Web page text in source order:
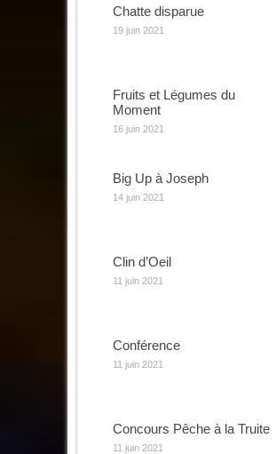
Chatte disparue
19 juin 2021
Fruits et Légumes du
Moment
16 juin 2021
Big Up à Joseph
14 juin 2021
Clin d’Oeil
11 juin 2021
Conférence
11 juin 2021
Concours Pêche à la Truite
11 juin 2021